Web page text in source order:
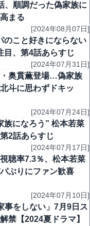
、順調だった偽家族に
まる
[2024年08月07日]
のこと好きにならない
、第4話あらすじ
[2024年07月31日]
・奥貫薫登場…偽家族
斗に思わずドキッ
[2024年07月24日]
族になろう” 松本若菜
2話あらすじ
[2024年07月17日]
聴率7.3％、松本若菜
ぶりにファン歓喜
[2024年07月10日]
事をしない」7月9日ス
禁【2024夏ドラマ】